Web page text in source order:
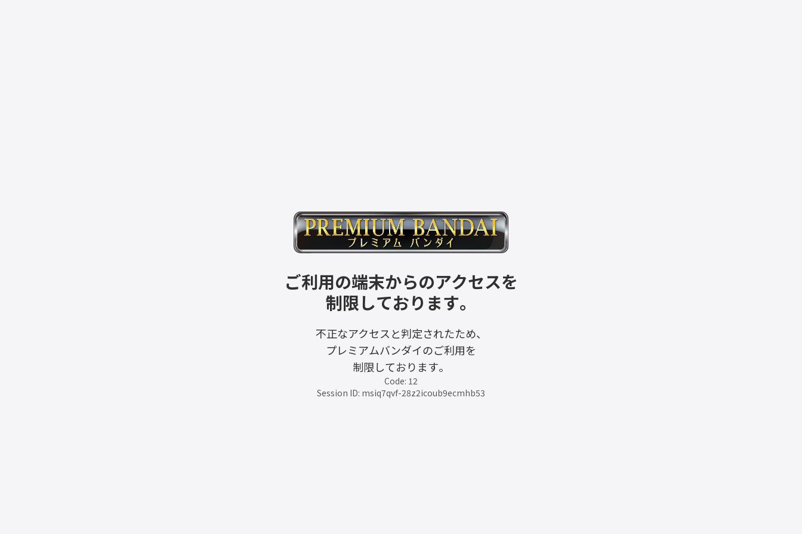
ご利用の端末からのアクセスを
制限しております。
不正なアクセスと判定されたため、
プレミアムバンダイのご利用を
制限しております。
Code: 12
Session ID: msiq7qvf-28z2icoub9ecmhb53